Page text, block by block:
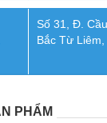
Số 31, Đ.
Bắc Từ
PHẨM